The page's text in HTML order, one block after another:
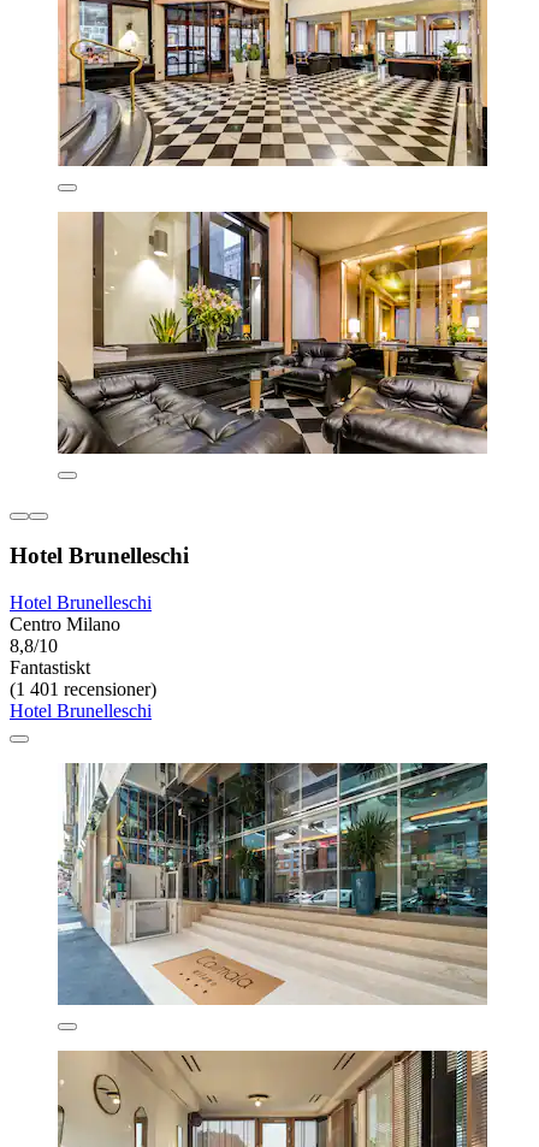
Hotel Brunelleschi
Hotel Brunelleschi
Centro Milano
8,8/10
Fantastiskt
(1 401 recensioner)
Hotel Brunelleschi